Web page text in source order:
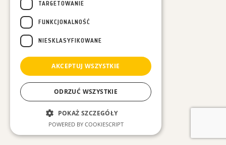
Podając swój adres e-mail wyrażasz zgodę na otrzymywanie ode mnie maili dotyczących
marketingowych dotyczących sprzedaży moich produktów np. kalendarzy - Całą politykę
TARGETOWANIE
FUNKCJONALNOŚĆ
NIESKLASYFIKOWANE
AKCEPTUJ WSZYSTKIE
ODRZUĆ WSZYSTKIE
POKAŻ SZCZEGÓŁY
POWERED BY COOKIESCRIPT